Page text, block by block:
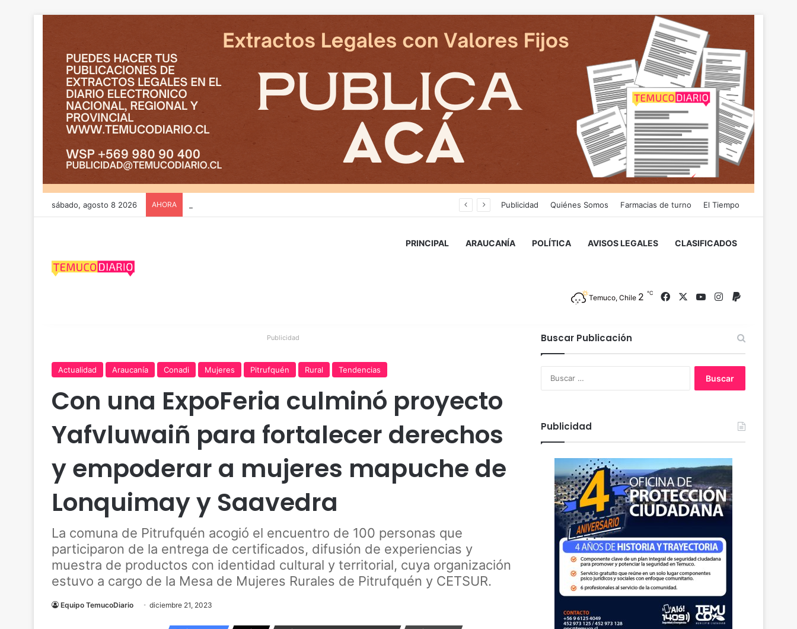
sábado, agosto 8 2026 AHORA Publicidad Quiénes Somos Farmacias de turno El Tiempo
PRINCIPAL ARAUCANÍA POLÍTICA AVISOS LEGALES CLASIFICADOS
Temuco, Chile 2 ℃ Facebook YouTubeInstagram
Publicidad
Actualidad Araucanía Conadi Mujeres Pitrufquén Rural Tendencias
Con una ExpoFeria culminó proyecto
Yafvluwaiñ para fortalecer derechos
y empoderar a mujeres mapuche de
Lonquimay y Saavedra
La comuna de Pitrufquén acogió el encuentro de 100 personas que
participaron de la entrega de certificados, difusión de experiencias y
muestra de productos con identidad cultural y territorial, cuya organización
estuvo a cargo de la Mesa de Mujeres Rurales de Pitrufquén y CETSUR.
Equipo TemucoDiario diciembre 21, 2023
Buscar Publicación
Publicidad